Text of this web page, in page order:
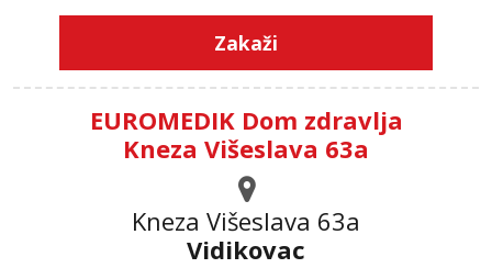
Zakaži
EUROMEDIK Dom zdravlja
Kneza Višeslava 63a
Kneza Višeslava 63a
Vidikovac